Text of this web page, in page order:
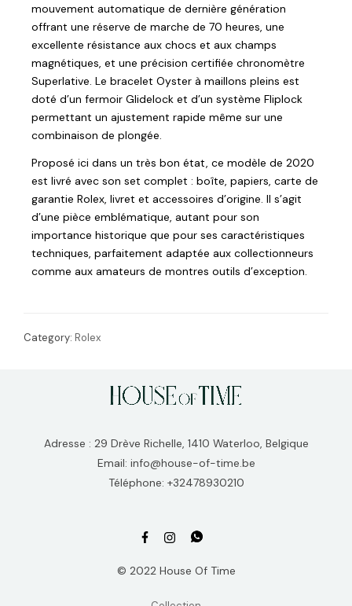
mouvement automatique de dernière génération
offrant une réserve de marche de 70 heures, une
excellente résistance aux chocs et aux champs
magnétiques, et une précision certifiée chronomètre
Superlative. Le bracelet Oyster à maillons pleins est
doté d’un fermoir Glidelock et d’un système Fliplock
permettant un ajustement rapide même sur une
combinaison de plongée.
Proposé ici dans un très bon état, ce modèle de 2020
est livré avec son set complet : boîte, papiers, carte de
garantie Rolex, livret et accessoires d’origine. Il s’agit
d’une pièce emblématique, autant pour son
importance historique que pour ses caractéristiques
techniques, parfaitement adaptée aux collectionneurs
comme aux amateurs de montres outils d’exception.
Category: Rolex
Adresse : 29 Drève Richelle, 1410 Waterloo, Belgique
Email: info@house-of-time.be
Téléphone: +32478930210
© 2022 House Of Time